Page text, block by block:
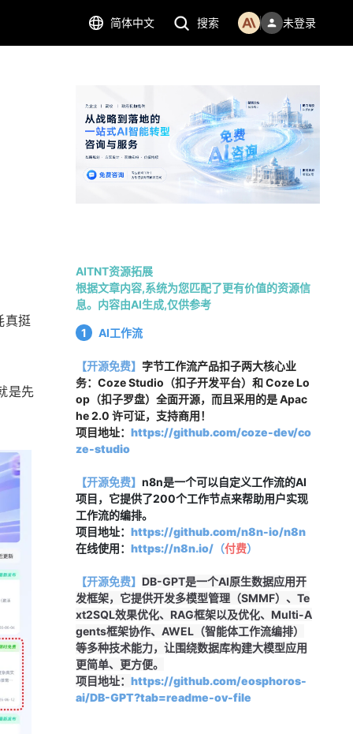
简体中文 搜索 未登录
真挺
是先
AITNT资源拓展
根据文章内容,系统为您匹配了更有价值的资源信
息。内容由AI生成,仅供参考
1 AI工作流
【开源免费】 字节工作流产品扣子两大核心业
务：Coze Studio（扣子开发平台）和 Coze Lo
op（扣子罗盘）全面开源，而且采用的是 Apac
he 2.0 许可证，支持商用！
项目地址： https://github.com/coze-dev/co
ze-studio
【开源免费】 n8n是一个可以自定义工作流的AI
项目，它提供了200个工作节点来帮助用户实现
工作流的编排。
项目地址： https://github.com/n8n-io/n8n
在线使用： https://n8n.io/（付费）
【开源免费】 DB-GPT是一个AI原生数据应用开
发框架，它提供开发多模型管理（SMMF）、Te
xt2SQL效果优化、RAG框架以及优化、Multi-A
gents框架协作、AWEL（智能体工作流编排）
等多种技术能力，让围绕数据库构建大模型应用
更简单、更方便。
项目地址： https://github.com/eosphoros-
ai/DB-GPT?tab=readme-ov-file